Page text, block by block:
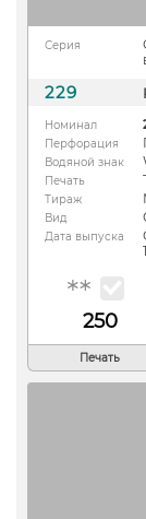
Серия
229
Номинал
Перфорация
Водяной знак
Печать
Тираж
Вид
Дата выпуска
250
Печать